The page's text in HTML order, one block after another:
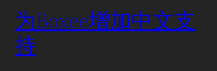
为Boxee增加中文支
持